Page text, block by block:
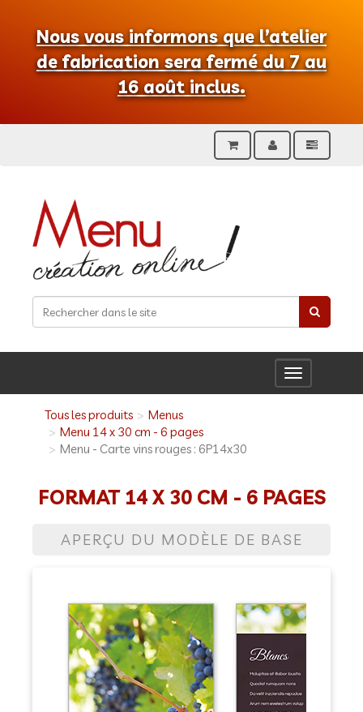
Nous vous informons que l’atelier
de fabrication sera fermé du 7 au
16 août inclus.
Toggle
navigation
Tous les produits
Menus
Menu 14 x 30 cm - 6 pages
Menu - Carte vins rouges : 6P14x30
FORMAT 14 X 30 CM - 6 PAGES
APERÇU DU MODÈLE DE BASE